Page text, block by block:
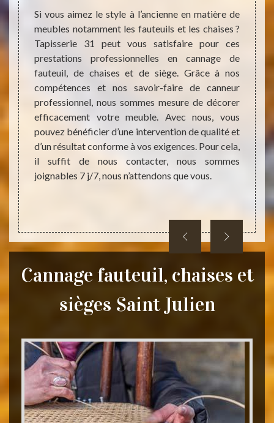
et
de
son
que
de
vos
leurs
de
Si vous aimez le style à l’ancienne en matière de
meubles notamment les fauteuils et les chaises ?
Tapisserie 31 peut vous satisfaire pour ces
prestations professionnelles en cannage de
fauteuil, de chaises et de siège. Grâce à nos
compétences et nos savoir-faire de canneur
professionnel, nous sommes mesure de décorer
efficacement votre meuble. Avec nous, vous
pouvez bénéficier d’une intervention de qualité et
d’un résultat conforme à vos exigences. Pour cela,
il suffit de nous contacter, nous sommes
joignables 7 j/7, nous n’attendons que vous.
Si
soit
prix
devis.
Cannage fauteuil, chaises et
sièges Saint Julien